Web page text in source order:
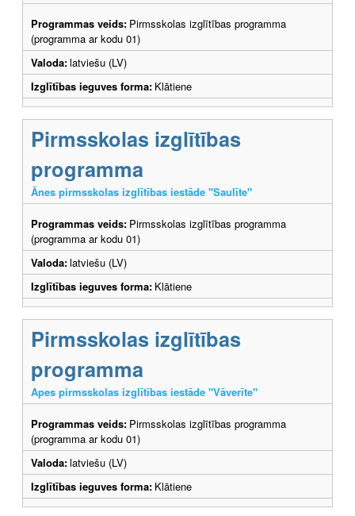
Programmas veids: Pirmsskolas izglītības programma
(programma ar kodu 01)
Valoda:latviešu (LV)
Izglītības ieguves forma: Klātiene
Pirmsskolas izglītības
programma
Ānes pirmsskolas izglītības iestāde "Saulīte"
Programmas veids: Pirmsskolas izglītības programma
(programma ar kodu 01)
Valoda:latviešu (LV)
Izglītības ieguves forma: Klātiene
Pirmsskolas izglītības
programma
Apes pirmsskolas izglītības iestāde "Vāverīte"
Programmas veids: Pirmsskolas izglītības programma
(programma ar kodu 01)
Valoda:latviešu (LV)
Izglītības ieguves forma: Klātiene